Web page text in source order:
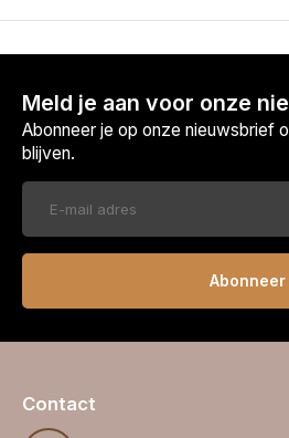
Meld je aan voor onze
Abonneer je op onze nieuwsbrief
blijven.
Abonneer
Contact